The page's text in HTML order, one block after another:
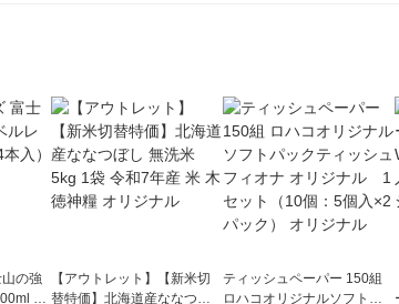
の強
1
【アウトレット】【新米切
替特価】北海道産ななつぼ
ティッシュペーパー 150組
ロハコオリジナルソフトパ